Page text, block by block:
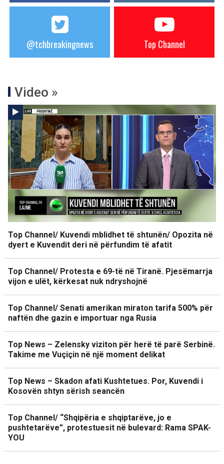
@tchbreakingnews Top Channel
Video »
Top Channel/ Kuvendi mblidhet të shtunën/ Opozita në
dyert e Kuvendit deri në përfundim të afatit
Top Channel/ Protesta e 69-të në Tiranë. Pjesëmarrja
vijon e ulët, kërkesat nuk ndryshojnë
Top Channel/ Senati amerikan miraton tarifa 500% për
naftën dhe gazin e importuar nga Rusia
Top News – Zelensky viziton për herë të parë Serbinë.
Takime me Vuçiçin në një moment delikat
Top News – Skadon afati Kushtetues. Por, Kuvendi i
Kosovën shtyn sërish seancën
Top Channel/ “Shqipëria e shqiptarëve, jo e
pushtetarëve”, protestuesit në bulevard: Rama SPAK-
YOU